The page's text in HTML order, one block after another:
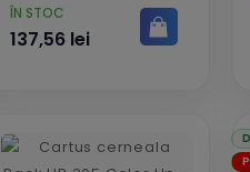
PRET
ÎN STOC
137,56 lei